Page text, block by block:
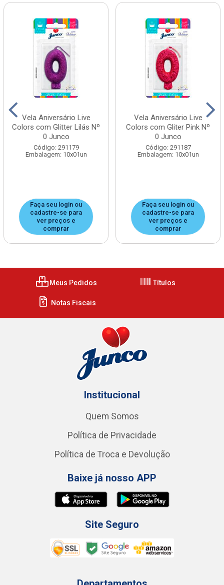
Vela Aniversário Live
Colors com Glitter Lilás Nº
0 Junco
Código: 291179
Embalagem: 10x01un
Faça seu login ou
cadastre-se para
ver preços e
comprar
Vela Aniversário Live
Colors com Gliter Pink Nº
0 Junco
Código: 291187
Embalagem: 10x01un
Faça seu login ou
cadastre-se para
ver preços e
comprar
Meus Pedidos Títulos
Notas Fiscais
Institucional
Quem Somos
Política de Privacidade
Política de Troca e Devolução
Baixe já nosso APP
Site Seguro